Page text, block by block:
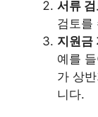
서류
검토를
지원금
예를
가 상
니다.